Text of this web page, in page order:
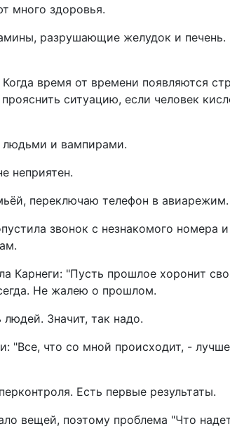
много здоровья.
разрушающие желудок и печень.
время от времени появляются
ситуацию, если человек
и вампирами.
переключаю телефон в авиарежим.
звонок с незнакомого номера и
"Пусть прошлое хоронит
Не жалею о прошлом.
Значит, так надо.
что со мной происходит, -
Есть первые результаты.
поэтому проблема "Что